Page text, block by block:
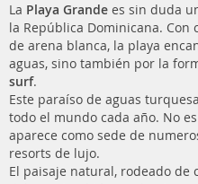
La Playa Grande es sin duda
la República Dominicana. Con
de arena blanca, la playa
aguas, sino también por la
surf.
Este paraíso de aguas
todo el mundo cada año. No
aparece como sede de
resorts de lujo.
El paisaje natural, rodeado de